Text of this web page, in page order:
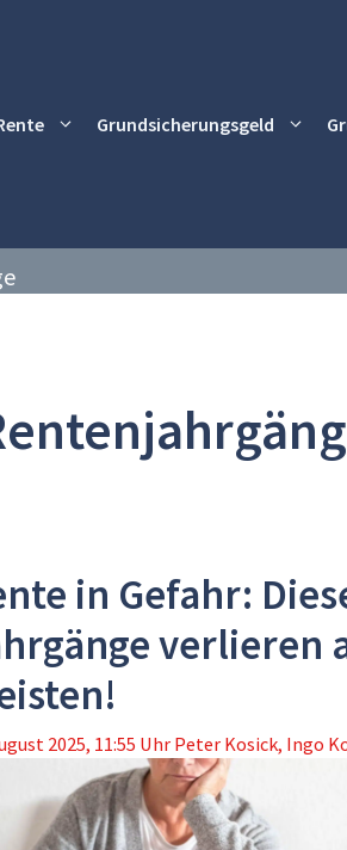
Grundsicherungsgeld
in Gefahr:
verlieren
2025, 11:55 Uhr Peter Kosick, Ingo